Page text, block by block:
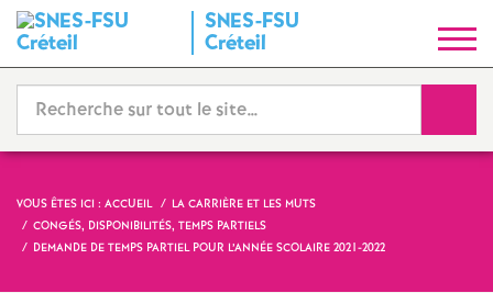
SNES-FSU
Créteil
y
n
i
VOUS ÊTES ICI : ACCUEIL
LA CARRIÈRE ET LES MUTS
CONGÉS, DISPONIBILITÉS, TEMPS PARTIELS
DEMANDE DE TEMPS PARTIEL POUR L’ANNÉE SCOLAIRE 2021-2022